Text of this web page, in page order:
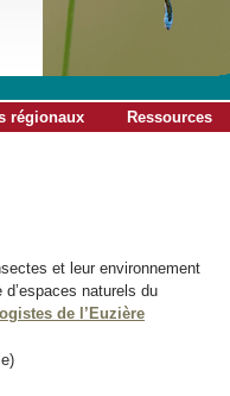
régionaux Ressources
et leur environnement
naturels du
de l’Euzière